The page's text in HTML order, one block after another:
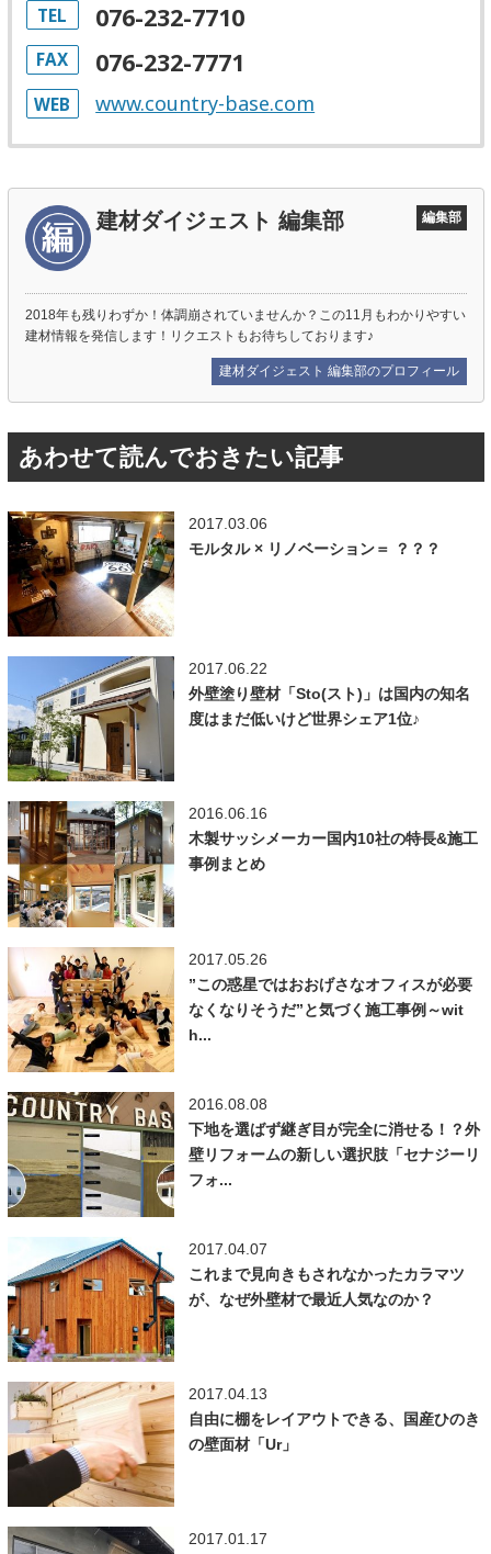
TEL 076-232-7710
FAX 076-232-7771
WEB www.country-base.com
建材ダイジェスト 編集部 編集部
2018年も残りわずか！体調崩されていませんか？この11月もわかりやすい
建材情報を発信します！リクエストもお待ちしております♪
建材ダイジェスト 編集部のプロフィール
あわせて読んでおきたい記事
2017.03.06
モルタル × リノベーション＝ ？？？
2017.06.22
外壁塗り壁材「Sto(スト)」は国内の知名
度はまだ低いけど世界シェア1位♪
2016.06.16
木製サッシメーカー国内10社の特長&施工
事例まとめ
2017.05.26
”この惑星ではおおげさなオフィスが必要
なくなりそうだ”と気づく施工事例～wit
h...
2016.08.08
下地を選ばず継ぎ目が完全に消せる！？外
壁リフォームの新しい選択肢「セナジーリ
フォ...
2017.04.07
これまで見向きもされなかったカラマツ
が、なぜ外壁材で最近人気なのか？
2017.04.13
自由に棚をレイアウトできる、国産ひのき
の壁面材「Ur」
2017.01.17